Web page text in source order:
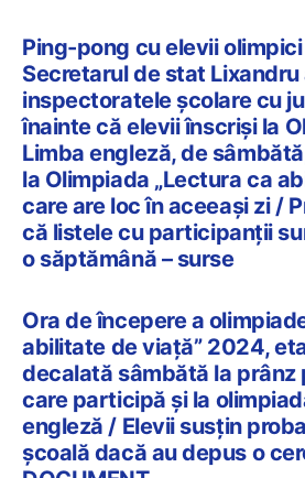
Ping-pong cu elevii
Secretarul de stat Lixandru
inspectoratele școlare cu
înainte că elevii înscriși la
Limba engleză, de
la Olimpiada „Lectura ca
care are loc în aceeași zi /
că listele cu participanții
o săptămână – surse
Ora de începere a
abilitate de viață” 2024,
decalată sâmbătă la prânz
care participă și la
engleză / Elevii susțin
școală dacă au depus o